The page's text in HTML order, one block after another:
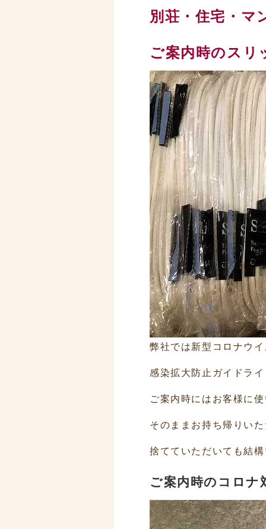
別荘・住宅・マ
ご案内時のスリ
弊社では新型コロナウ
感染拡大防止ガイドラ
ご案内時にはお客様に
そのままお持ち帰りい
捨てていただいても結
ご案内時のコロナ